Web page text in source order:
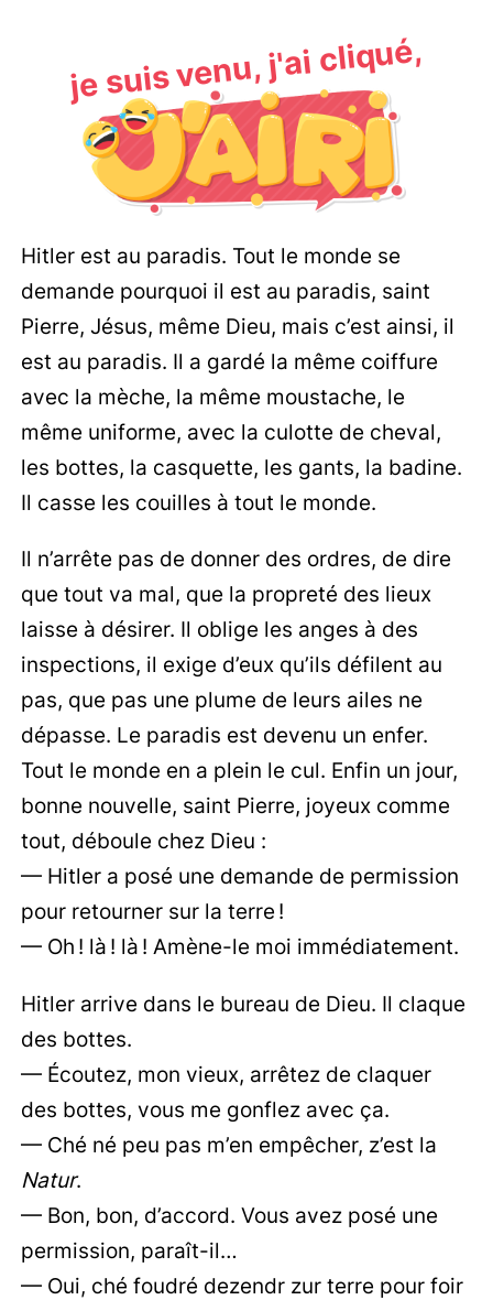
je suis venu, j'ai cliqué,
Hitler est au paradis. Tout le monde se
demande pourquoi il est au paradis, saint
Pierre, Jésus, même Dieu, mais c’est ainsi, il
est au paradis. Il a gardé la même coiffure
avec la mèche, la même moustache, le
même uniforme, avec la culotte de cheval,
les bottes, la casquette, les gants, la badine.
Il casse les couilles à tout le monde.
Il n’arrête pas de donner des ordres, de dire
que tout va mal, que la propreté des lieux
laisse à désirer. Il oblige les anges à des
inspections, il exige d’eux qu’ils défilent au
pas, que pas une plume de leurs ailes ne
dépasse. Le paradis est devenu un enfer.
Tout le monde en a plein le cul. Enfin un jour,
bonne nouvelle, saint Pierre, joyeux comme
tout, déboule chez Dieu :
— Hitler a posé une demande de permission
pour retourner sur la terre !
— Oh ! là ! là ! Amène-le moi immédiatement.
Hitler arrive dans le bureau de Dieu. Il claque
des bottes.
— Écoutez, mon vieux, arrêtez de claquer
des bottes, vous me gonflez avec ça.
— Ché né peu pas m’en empêcher, z’est la
Natur.
— Bon, bon, d’accord. Vous avez posé une
permission, paraît-il…
— Oui, ché foudré dezendr zur terre pour foir